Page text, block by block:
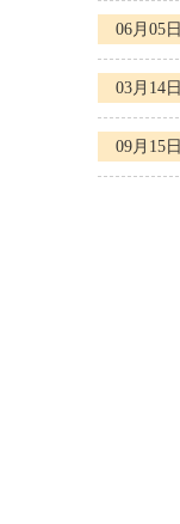
06月05日
03月14日
09月15日